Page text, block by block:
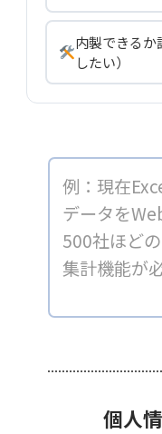
内製できる
したい）
個人